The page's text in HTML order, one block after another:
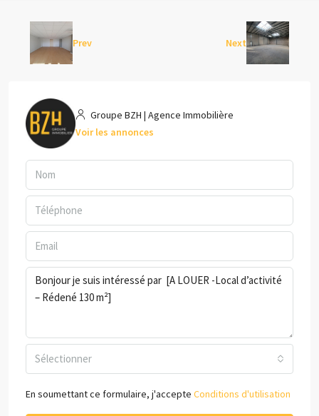
Prev Next
Groupe BZH | Agence Immobilière
Voir les annonces
Sélectionner
En soumettant ce formulaire, j'accepte Conditions d'utilisation